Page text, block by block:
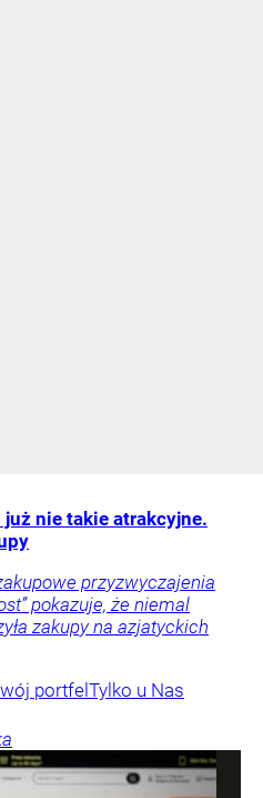
nie takie atrakcyjne.
przyzwyczajenia
pokazuje, że niemal
zakupy na azjatyckich
portfelTylko u Nas